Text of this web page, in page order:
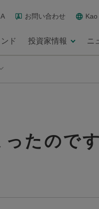
お問い合わせ
ド 投資家情報 ニ
たので